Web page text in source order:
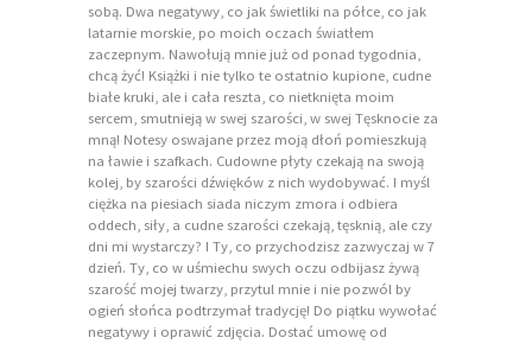
sobą. Dwa negatywy, co jak świetliki na półce, co jak
latarnie morskie, po moich oczach światłem
zaczepnym. Nawołują mnie już od ponad tygodnia,
chcą żyć! Książki i nie tylko te ostatnio kupione, cudne
białe kruki, ale i cała reszta, co nietknięta moim
sercem, smutnieją w swej szarości, w swej Tęsknocie za
mną! Notesy oswajane przez moją dłoń pomieszkują
na ławie i szafkach. Cudowne płyty czekają na swoją
kolej, by szarości dźwięków z nich wydobywać. I myśl
ciężka na piesiach siada niczym zmora i odbiera
oddech, siły, a cudne szarości czekają, tęsknią, ale czy
dni mi wystarczy? I Ty, co przychodzisz zazwyczaj w 7
dzień. Ty, co w uśmiechu swych oczu odbijasz żywą
szarość mojej twarzy, przytul mnie i nie pozwól by
ogień słońca podtrzymał tradycję! Do piątku wywołać
negatywy i oprawić zdjęcia. Dostać umowę od